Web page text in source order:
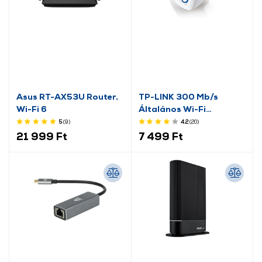
Asus RT-AX53U Router,
Wi-Fi 6
5(9)
21 999 Ft
TP-LINK 300 Mb/s
Általános Wi-Fi
Lefedettségnövelő TL-
WA850RE
4.2(20)
7 499 Ft